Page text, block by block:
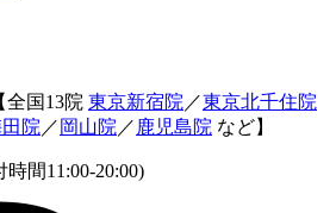
国13院 東京新宿院 ／東京北千住院
院 ／ 岡山院 ／ 鹿児島院 など】
間11:00-20:00)